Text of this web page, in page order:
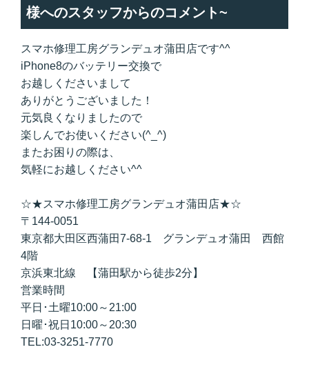
様へのスタッフからのコメント~
スマホ修理工房グランデュオ蒲田店です^^
iPhone8のバッテリー交換で
お越しくださいまして
ありがとうございました！
元気良くなりましたので
楽しんでお使いください(^_^)
またお困りの際は、
気軽にお越しください^^
☆★スマホ修理工房グランデュオ蒲田店★☆
〒144-0051
東京都大田区西蒲田7-68-1 グランデュオ蒲田 西館
4階
京浜東北線 【蒲田駅から徒歩2分】
営業時間
平日･土曜10:00～21:00
日曜･祝日10:00～20:30
TEL:03-3251-7770